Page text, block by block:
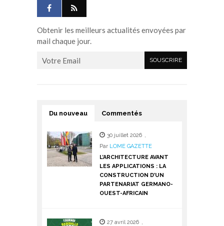
Obtenir les meilleurs actualités envoyées par
mail chaque jour.
Du nouveau Commentés
30 juillet 2026 ,
Par LOME GAZETTE
L’ARCHITECTURE AVANT
LES APPLICATIONS : LA
CONSTRUCTION D’UN
PARTENARIAT GERMANO-
OUEST-AFRICAIN
27 avril 2026 ,